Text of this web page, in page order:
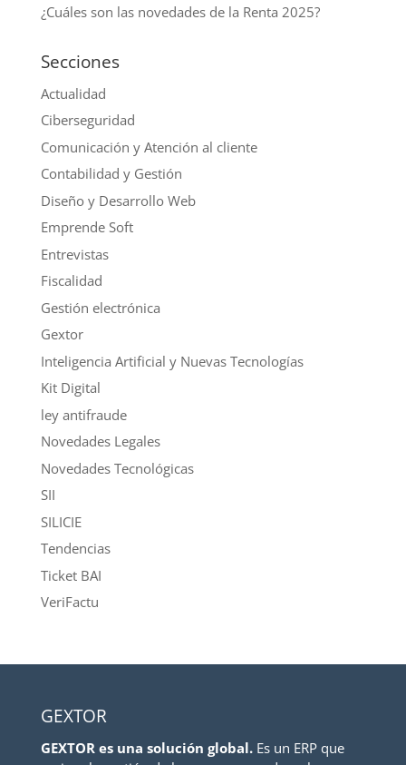
¿Cuáles son las novedades de la Renta 2025?
Secciones
Actualidad
Ciberseguridad
Comunicación y Atención al cliente
Contabilidad y Gestión
Diseño y Desarrollo Web
Emprende Soft
Entrevistas
Fiscalidad
Gestión electrónica
Gextor
Inteligencia Artificial y Nuevas Tecnologías
Kit Digital
ley antifraude
Novedades Legales
Novedades Tecnológicas
SII
SILICIE
Tendencias
Ticket BAI
VeriFactu
GEXTOR
GEXTOR es una solución global.Es un ERP que